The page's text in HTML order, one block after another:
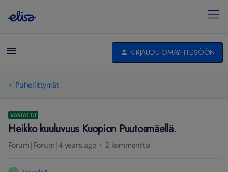
KIRJAUDU OMAYHTEISÖÖN
Puheliittymät
VASTATTU
Heikko kuuluvuus Kuopion Puutosmäellä.
Forum|Forum|4 years ago 2 kommenttia